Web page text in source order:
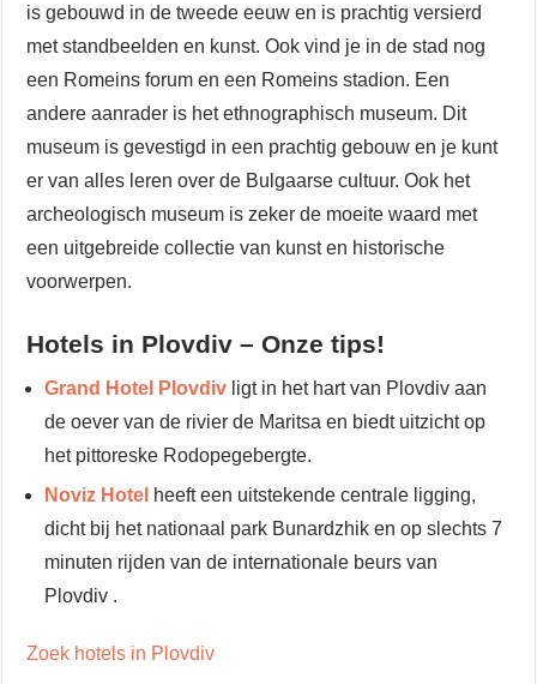
is gebouwd in de tweede eeuw en is prachtig versierd
met standbeelden en kunst. Ook vind je in de stad nog
een Romeins forum en een Romeins stadion. Een
andere aanrader is het ethnographisch museum. Dit
museum is gevestigd in een prachtig gebouw en je kunt
er van alles leren over de Bulgaarse cultuur. Ook het
archeologisch museum is zeker de moeite waard met
een uitgebreide collectie van kunst en historische
voorwerpen.
Hotels in Plovdiv – Onze tips!
Grand Hotel Plovdiv ligt in het hart van Plovdiv aan
de oever van de rivier de Maritsa en biedt uitzicht op
het pittoreske Rodopegebergte.
Noviz Hotel heeft een uitstekende centrale ligging,
dicht bij het nationaal park Bunardzhik en op slechts 7
minuten rijden van de internationale beurs van
Plovdiv .
Zoek hotels in Plovdiv